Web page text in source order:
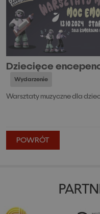
Dziecięce
Wydarzenie
Warsztaty muzyczne dla
POWRÓT